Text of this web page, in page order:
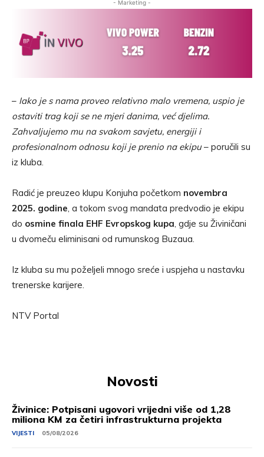
- Marketing -
– Iako je s nama proveo relativno malo vremena, uspio je
ostaviti trag koji se ne mjeri danima, već djelima.
Zahvaljujemo mu na svakom savjetu, energiji i
profesionalnom odnosu koji je prenio na ekipu– poručili su
iz kluba.
Radić je preuzeo klupu Konjuha početkom novembra
2025. godine, a tokom svog mandata predvodio je ekipu
do osmine finala EHF Evropskog kupa, gdje su Živiničani
u dvomeču eliminisani od rumunskog Buzaua.
Iz kluba su mu poželjeli mnogo sreće i uspjeha u nastavku
trenerske karijere.
NTV Portal
Novosti
Živinice: Potpisani ugovori vrijedni više od 1,28
miliona KM za četiri infrastrukturna projekta
VIJESTI 05/08/2026